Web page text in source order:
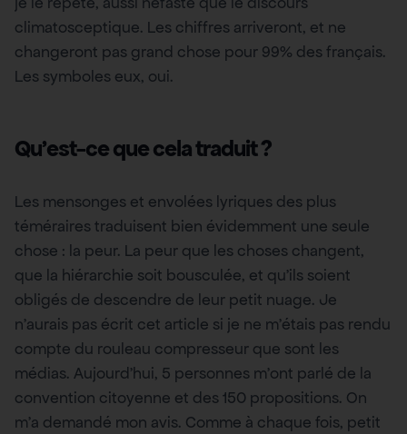
climatosceptique. Les chiffres arriveront, et ne
changeront pas grand chose pour 99% des français.
Les symboles eux, oui.
Qu’est-ce que cela traduit ?
Les mensonges et envolées lyriques des plus
téméraires traduisent bien évidemment une seule
chose : la peur. La peur que les choses changent,
que la hiérarchie soit bousculée, et qu’ils soient
obligés de descendre de leur petit nuage. Je
n’aurais pas écrit cet article si je ne m’étais pas rendu
compte du rouleau compresseur que sont les
médias. Aujourd’hui, 5 personnes m’ont parlé de la
convention citoyenne et des 150 propositions. On
m’a demandé mon avis. Comme à chaque fois, petit